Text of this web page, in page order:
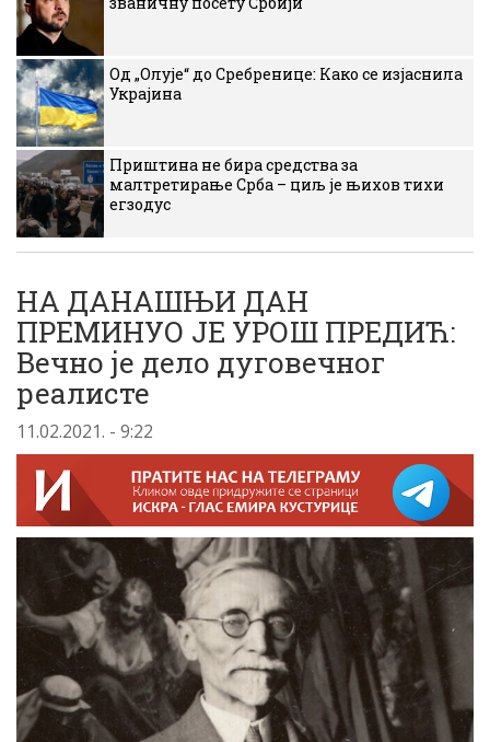
Од „Олује“ до Сребренице: Како се изјаснила
Украјина
Приштина не бира средства за
малтретирање Срба – циљ је њихов тихи
егзодус
НА ДАНАШЊИ ДАН
ПРЕМИНУО ЈЕ УРОШ ПРЕДИЋ:
Вечно је дело дуговечног
реалисте
11.02.2021. - 9:22